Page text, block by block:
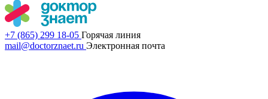
+7 (865) 299 18-05 Горячая линия
mail@doctorznaet.ru Электронная почта